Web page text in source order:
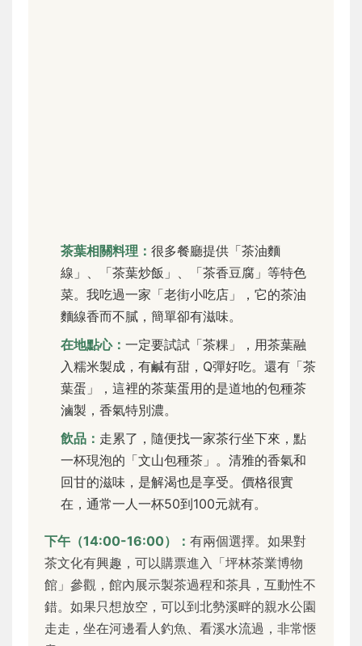
茶葉相關料理： 很多餐廳提供「茶油麵
線」、「茶葉炒飯」、「茶香豆腐」等特色
菜。我吃過一家「老街小吃店」，它的茶油
麵線香而不膩，簡單卻有滋味。
在地點心： 一定要試試「茶粿」，用茶葉融
入糯米製成，有鹹有甜，Q彈好吃。還有「茶
葉蛋」，這裡的茶葉蛋用的是道地的包種茶
滷製，香氣特別濃。
飲品： 走累了，隨便找一家茶行坐下來，點
一杯現泡的「文山包種茶」。清雅的香氣和
回甘的滋味，是解渴也是享受。價格很實
在，通常一人一杯50到100元就有。
下午（14:00-16:00）： 有兩個選擇。如果對
茶文化有興趣，可以購票進入「坪林茶業博物
館」參觀，館內展示製茶過程和茶具，互動性不
錯。如果只想放空，可以到北勢溪畔的親水公園
走走，坐在河邊看人釣魚、看溪水流過，非常愜